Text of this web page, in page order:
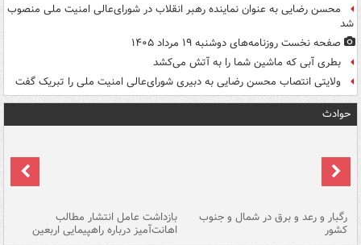
محسن رضایی به عنوان نماینده رهبر انقلاب در شورای‌عالی امنیت ملی منصوب
شد
صفحه نخست روزنامه‌های دوشنبه ۱۹ مرداد ۱۴۰۵
بطری آبی که ماشین شما را به آتش می‌کشد
ولایتی انتصاب محسن رضایی به دبیری شورای‌عالی امنیت ملی را تبریک گفت
حوادث
رگبار و رعد و برق در شمال و جنوب
کشور
بازداشت عامل انتشار مطالب
اهانت‌آمیز درباره راهپیمایی اربعین